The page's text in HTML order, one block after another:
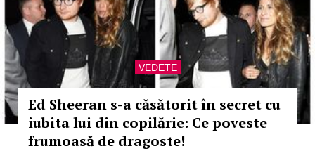
VEDETE
Ed Sheeran s-a căsătorit în secret cu
iubita lui din copilărie: Ce poveste
frumoasă de dragoste!